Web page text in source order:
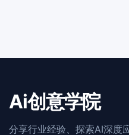
Ai创意学院
分享行业经验、探索AI深度